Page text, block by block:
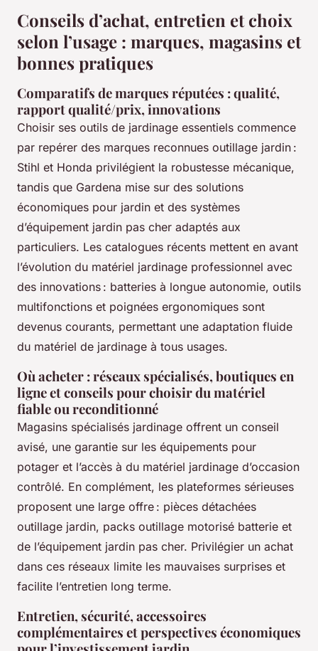
Conseils d’achat, entretien et choix
selon l’usage : marques, magasins et
bonnes pratiques
Comparatifs de marques réputées : qualité,
rapport qualité/prix, innovations
Choisir ses outils de jardinage essentiels commence
par repérer des marques reconnues outillage jardin :
Stihl et Honda privilégient la robustesse mécanique,
tandis que Gardena mise sur des solutions
économiques pour jardin et des systèmes
d’équipement jardin pas cher adaptés aux
particuliers. Les catalogues récents mettent en avant
l’évolution du matériel jardinage professionnel avec
des innovations : batteries à longue autonomie, outils
multifonctions et poignées ergonomiques sont
devenus courants, permettant une adaptation fluide
du matériel de jardinage à tous usages.
Où acheter : réseaux spécialisés, boutiques en
ligne et conseils pour choisir du matériel
fiable ou reconditionné
Magasins spécialisés jardinage offrent un conseil
avisé, une garantie sur les équipements pour
potager et l’accès à du matériel jardinage d’occasion
contrôlé. En complément, les plateformes sérieuses
proposent une large offre : pièces détachées
outillage jardin, packs outillage motorisé batterie et
de l’équipement jardin pas cher. Privilégier un achat
dans ces réseaux limite les mauvaises surprises et
facilite l’entretien long terme.
Entretien, sécurité, accessoires
complémentaires et perspectives économiques